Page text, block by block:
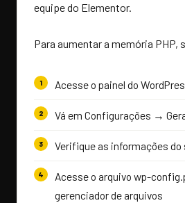
equipe do Elementor.
Para aumentar a memória PHP,
Acesse o painel do
Vá em Configurações →
Verifique as informações
Acesse o arquivo wp-
gerenciador de arquivos